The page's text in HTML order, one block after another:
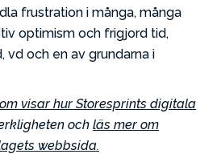
frustration i många, många
optimism och frigjord tid,
vd och en av grundarna i
visar hur Storesprints digitala
och läs mer om
webbsida.